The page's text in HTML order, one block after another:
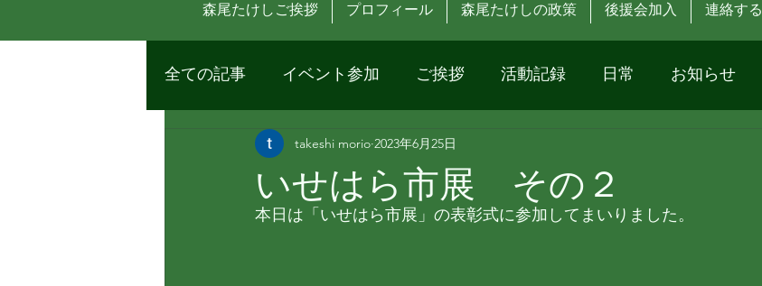
森尾たけしご挨拶 プロフィール 森尾たけしの政策 後援会加入 連絡する
全ての記事 イベント参加 ご挨拶 活動記録 日常 お知らせ
いせはら市展 その２
takeshi morio 2023年6月25日
本日は「いせはら市展」の表彰式に参加してまいりました。